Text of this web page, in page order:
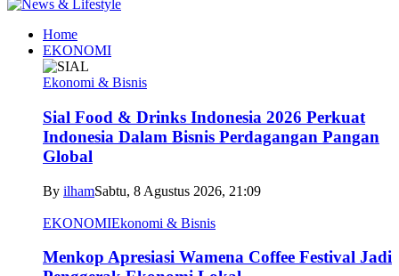
Home
EKONOMI
Ekonomi & Bisnis
Sial Food & Drinks Indonesia 2026 Perkuat
Indonesia Dalam Bisnis Perdagangan Pangan
Global
By ilhamSabtu, 8 Agustus 2026, 21:09
EKONOMIEkonomi & Bisnis
Menkop Apresiasi Wamena Coffee Festival Jadi